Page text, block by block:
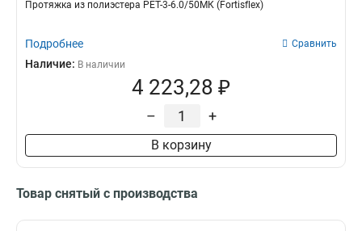
Протяжка из полиэстера PET-3-6.0/50МК (Fortisflex)
Подробнее Сравнить
Наличие: В наличии
4 223,28 ₽
– +
В корзину
Товар снятый с производства